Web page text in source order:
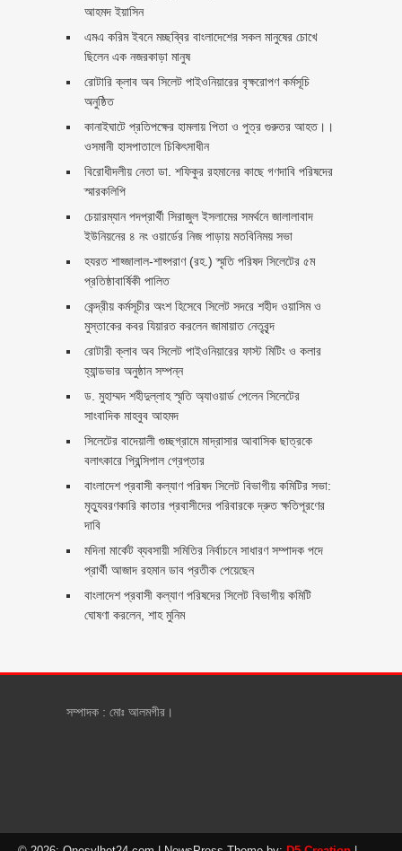
আহমদ ইয়াসিন
এমএ করিম ইবনে মচ্ছব্বির বাংলাদেশের সকল মানুষের চোখে
ছিলেন এক নজরকাড়া মানুষ ‎
রোটারি ক্লাব অব সিলেট পাইওনিয়ারের বৃক্ষরোপণ কর্মসূচি
অনুষ্ঠিত
কানাইঘাটে প্রতিপক্ষের হামলায় পিতা ও পুত্র গুরুতর আহত।।
ওসমানী হাসপাতালে চিকিৎসাধীন
বিরোধীদলীয় নেতা ডা. শফিকুর রহমানের কাছে গণদাবি পরিষদের
স্মারকলিপি ‎
চেয়ারম্যান পদপ্রার্থী সিরাজুল ইসলামের সমর্থনে জালালাবাদ
ইউনিয়নের ৪ নং ওয়ার্ডের নিজ পাড়ায় মতবিনিময় সভা
হযরত শাহ্জালাল-শাহ্পরাণ (রহ.) স্মৃতি পরিষদ সিলেটের ৫ম
প্রতিষ্ঠাবার্ষিকী পালিত ‎​
কেন্দ্রীয় কর্মসূচীর অংশ হিসেবে সিলেট সদরে শহীদ ওয়াসিম ও
মুস্তাকের কবর যিয়ারত করলেন জামায়াত নেতৃবৃন্দ ‎
রোটারী ক্লাব অব সিলেট পাইওনিয়ারের ফাস্ট মিটিং ও কলার
হ্যান্ডভার অনুষ্ঠান সম্পন্ন
ড. মুহাম্মদ শহীদুল্লাহ স্মৃতি অ্যাওয়ার্ড পেলেন সিলেটের
সাংবাদিক মাহবুব আহমদ
সিলেটের বাদেয়ালী গুচ্ছগ্রামে মাদ্রাসার আবাসিক ছাত্রকে
বলাৎকারে প্রিন্সিপাল গ্রেপ্তার ‎
বাংলাদেশ প্রবাসী কল্যাণ পরিষদ সিলেট বিভাগীয় কমিটির সভা:
মৃত্যুবরণকারি কাতার প্রবাসীদের পরিবারকে দ্রুত ক্ষতিপূরণের
দাবি
মদিনা মার্কেট ব্যবসায়ী সমিতির নির্বাচনে সাধারণ সম্পাদক পদে
প্রার্থী আজাদ রহমান ডাব প্রতীক পেয়েছেন ‎
‎বাংলাদেশ প্রবাসী কল্যাণ পরিষদের সিলেট বিভাগীয় কমিটি
ঘোষণা করলেন, শাহ মুনিম
সম্পাদক : মোঃ আলমগীর।